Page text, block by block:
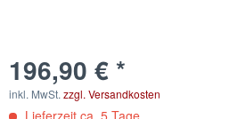
196,90 € *
inkl. MwSt. zzgl. Versandkosten
Lieferzeit ca. 5 Tage